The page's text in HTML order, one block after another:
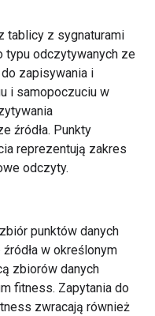
tablicy z sygnaturami
typu odczytywanych ze
do zapisywania i
i samopoczuciu w
źródła. Punkty
reprezentują zakres
odczyty.
punktów danych
w określonym
zbiorów danych
fitness. Zapytania do
zwracają również